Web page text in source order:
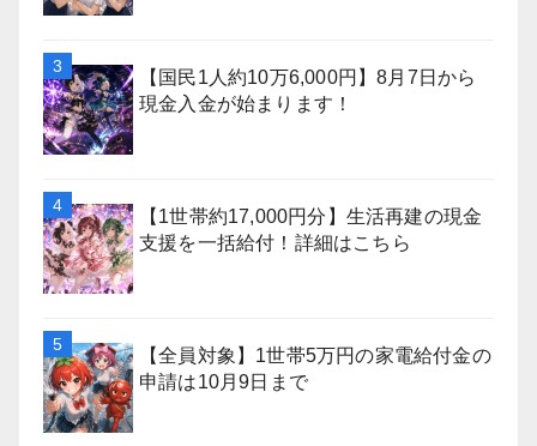
【国民1人約10万6,000円】8月7日から
現金入金が始まります！
【1世帯約17,000円分】生活再建の現金
支援を一括給付！詳細はこちら
【全員対象】1世帯5万円の家電給付金の
申請は10月9日まで